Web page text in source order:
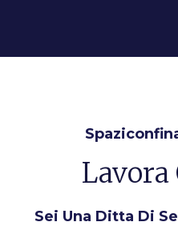
Lavora
Sei Una Ditta Di